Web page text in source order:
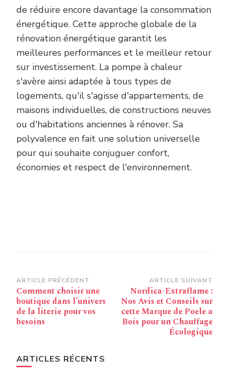
de réduire encore davantage la consommation
énergétique. Cette approche globale de la
rénovation énergétique garantit les
meilleures performances et le meilleur retour
sur investissement. La pompe à chaleur
s'avère ainsi adaptée à tous types de
logements, qu'il s'agisse d'appartements, de
maisons individuelles, de constructions neuves
ou d'habitations anciennes à rénover. Sa
polyvalence en fait une solution universelle
pour qui souhaite conjuguer confort,
économies et respect de l'environnement.
Navigation
d’article
ARTICLE PRÉCÉDENT
Comment choisir une
boutique dans l’univers
de la literie pour vos
besoins
ARTICLE SUIVANT
Nordica-Extraflame :
Nos Avis et Conseils sur
cette Marque de Poele a
Bois pour un Chauffage
Écologique
ARTICLES RÉCENTS